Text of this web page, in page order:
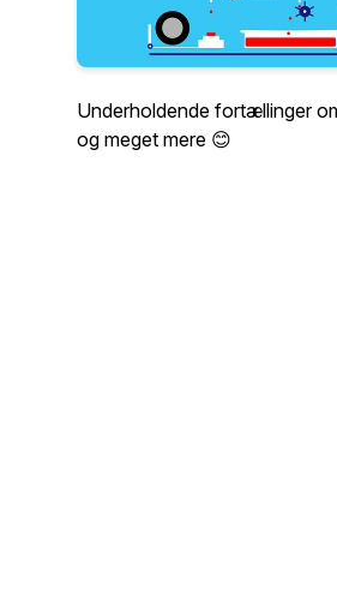
Underholdende fortællinger
og meget mere 😊